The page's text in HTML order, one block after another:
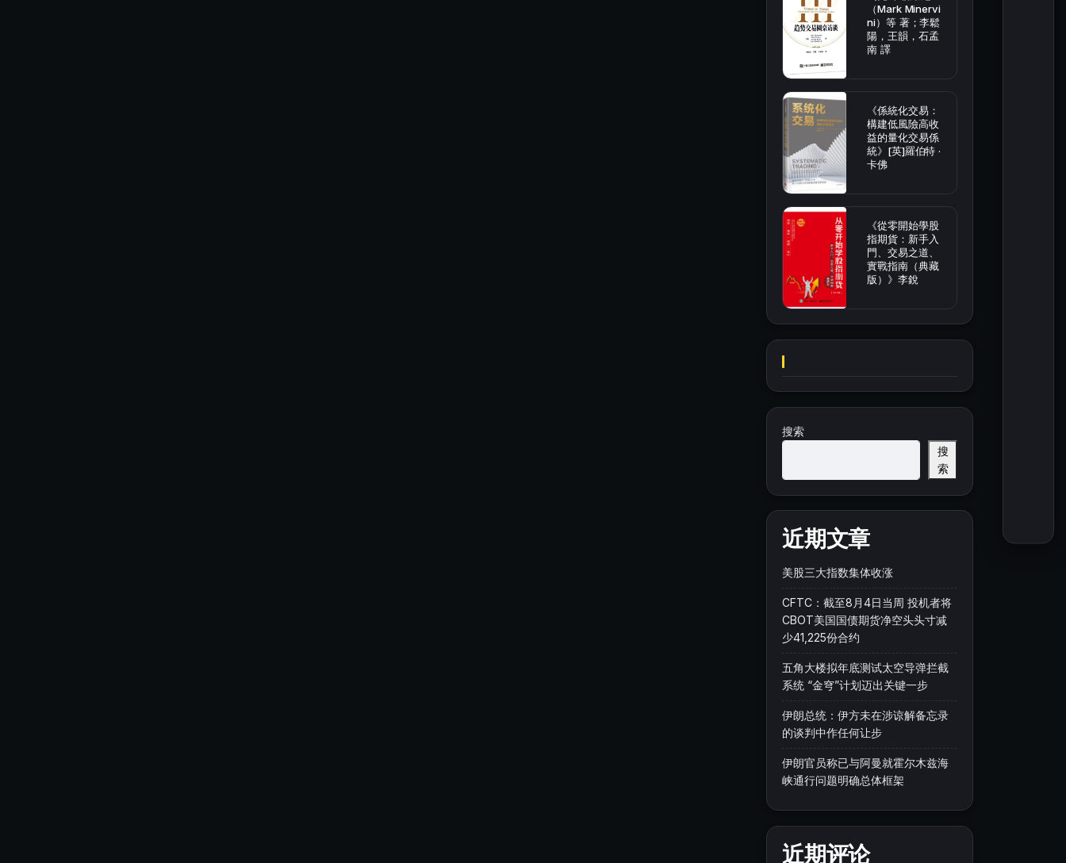
（Mark Minervi
ni）等 著；李鬆
陽，王韻，石孟
南 譯
《係統化交易：
構建低風險高收
益的量化交易係
統》[英]羅伯特 ·
卡佛
《從零開始學股
指期貨：新手入
門、交易之道、
實戰指南（典藏
版）》李銳
搜索
搜
索
近期文章
美股三大指数集体收涨
CFTC：截至8月4日当周 投机者将
CBOT美国国债期货净空头头寸减
少41,225份合约
五角大楼拟年底测试太空导弹拦截
系统 “金穹”计划迈出关键一步
伊朗总统：伊方未在涉谅解备忘录
的谈判中作任何让步
伊朗官员称已与阿曼就霍尔木兹海
峡通行问题明确总体框架
近期评论